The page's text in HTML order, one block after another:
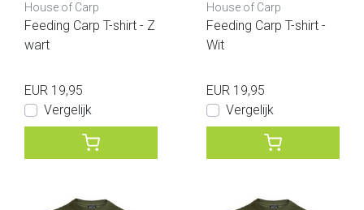
House of Carp
Feeding Carp T-shirt - Z
wart
EUR 19,95
Vergelijk
House of Carp
Feeding Carp T-shirt -
Wit
EUR 19,95
Vergelijk